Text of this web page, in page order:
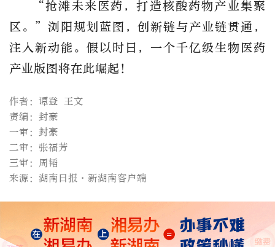
“抢滩未来医药，打造核酸药物产业集聚
区。”浏阳规划蓝图，创新链与产业链贯通，
注入新动能。假以时日，一个千亿级生物医药
产业版图将在此崛起！
作者：谭登 王文
责编：封豪
一审：封豪
二审：张福芳
三审：周韬
来源：湖南日报·新湖南客户端